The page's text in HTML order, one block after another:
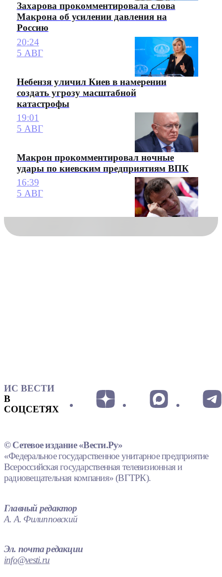
Захарова прокомментировала слова
Макрона об усилении давления на
Россию
20:24
5 АВГ
Небензя уличил Киев в намерении
создать угрозу масштабной
катастрофы
19:01
5 АВГ
Макрон прокомментировал ночные
удары по киевским предприятиям ВПК
16:39
5 АВГ
ИС ВЕСТИ
В
СОЦСЕТЯХ
© Сетевое издание «Вести.Ру»
«Федеральное государственное унитарное предприятие
Всероссийская государственная телевизионная и
радиовещательная компания» (ВГТРК).
Главный редактор
А. А. Филипповский
Эл. почта редакции
info@vesti.ru